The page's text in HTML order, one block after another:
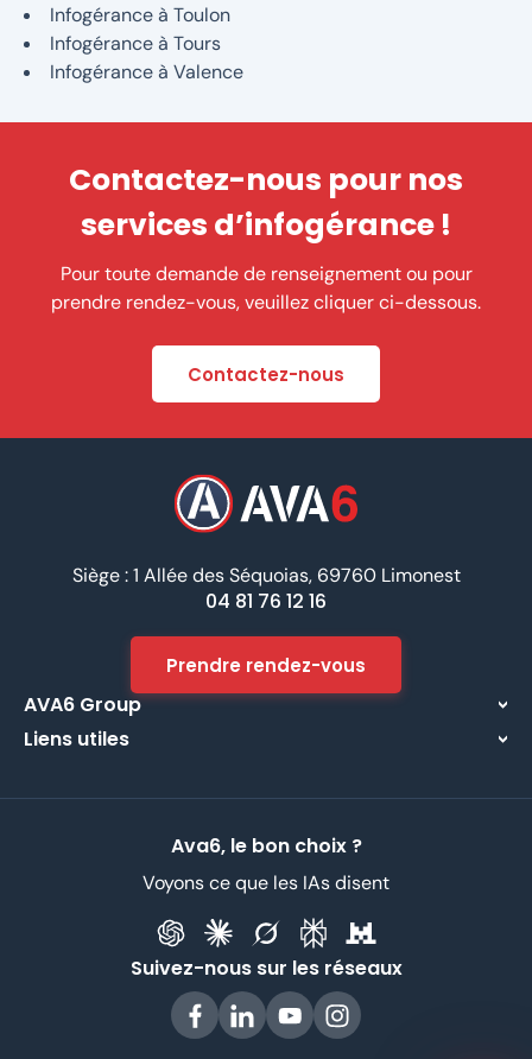
Infogérance à Toulon
Infogérance à Tours
Infogérance à Valence
Contactez-nous pour nos
services d’infogérance !
Pour toute demande de renseignement ou pour
prendre rendez-vous, veuillez cliquer ci-dessous.
Contactez-nous
Siège : 1 Allée des Séquoias, 69760 Limonest
04 81 76 12 16
Prendre rendez-vous
AVA6 Group
À propos
Liens utiles
Ava6, le bon choix ?
Voyons ce que les IAs disent
Suivez-nous sur les réseaux